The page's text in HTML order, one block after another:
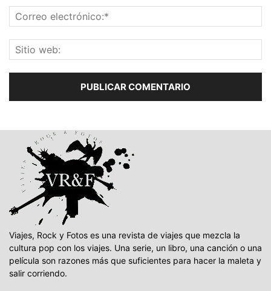
Viajes, Rock y Fotos es una revista de viajes que mezcla la
cultura pop con los viajes. Una serie, un libro, una canción o una
película son razones más que suficientes para hacer la maleta y
salir corriendo.